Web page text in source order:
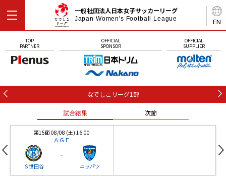
EN
一般社団法人日本女子サッカーリーグ
Japan Women's Football League
TOP
PARTNER
OFFICIAL
SPONSOR
OFFICIAL
SUPPLIER
なでしこリーグ1部
試合結果 次節
第15節 08/08 (土) 16:00
ＡＧＦ
Ｓ世田谷
-
ニッパツ